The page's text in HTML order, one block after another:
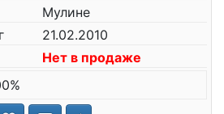
Мулине
21.02.2010
Нет в продаже